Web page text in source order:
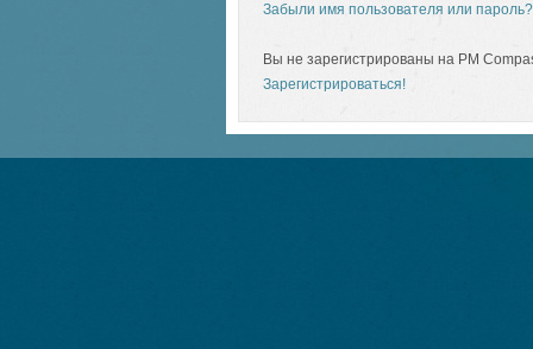
Забыли имя пользователя или пароль?
Вы не зарегистрированы на PM
Зарегистрироваться!